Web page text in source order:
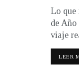
Lo que
de
viaje
LEER